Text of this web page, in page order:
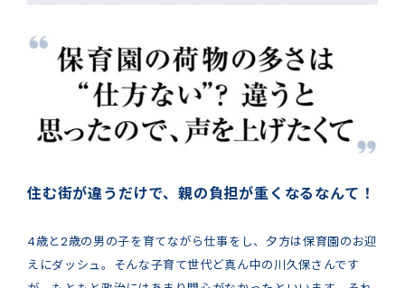
住む街が違うだけで、親の負担が重くなるなんて！
4歳と2歳の男の子を育てながら仕事をし、夕方は保育園のお迎
えにダッシュ。そんな子育て世代ど真ん中の川久保さんです